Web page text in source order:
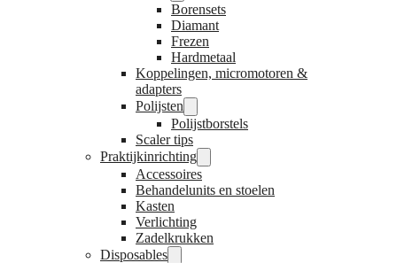
Borensets
Diamant
Frezen
Hardmetaal
Koppelingen, micromotoren &
adapters
Polijsten
Polijstborstels
Scaler tips
Praktijkinrichting
Accessoires
Behandelunits en stoelen
Kasten
Verlichting
Zadelkrukken
Disposables